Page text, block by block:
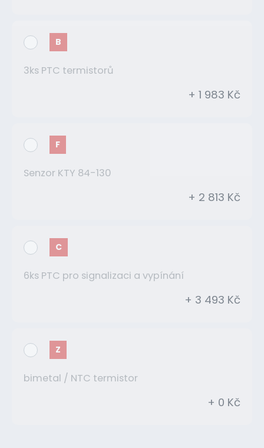
B
3ks PTC termistorů
+ 1 983 Kč
F
Senzor KTY 84-130
+ 2 813 Kč
C
6ks PTC pro signalizaci a vypínání
+ 3 493 Kč
Z
bimetal / NTC termistor
+ 0 Kč